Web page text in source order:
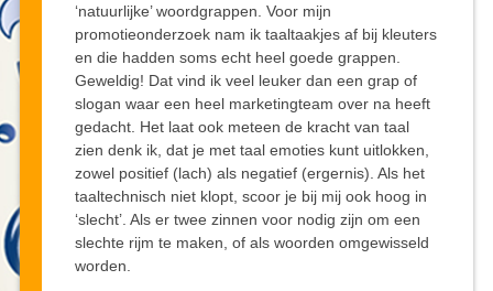
‘natuurlijke’ woordgrappen. Voor mijn
promotieonderzoek nam ik taaltaakjes af bij kleuters
en die hadden soms echt heel goede grappen.
Geweldig! Dat vind ik veel leuker dan een grap of
slogan waar een heel marketingteam over na heeft
gedacht. Het laat ook meteen de kracht van taal
zien denk ik, dat je met taal emoties kunt uitlokken,
zowel positief (lach) als negatief (ergernis). Als het
taaltechnisch niet klopt, scoor je bij mij ook hoog in
‘slecht’. Als er twee zinnen voor nodig zijn om een
slechte rijm te maken, of als woorden omgewisseld
worden.